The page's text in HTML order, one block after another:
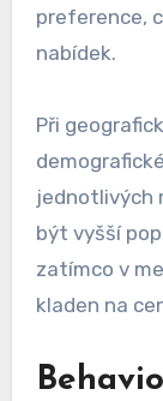
preference,
nabídek.
Při
jednotlivých
být vyšší
zatímco v
kladen na